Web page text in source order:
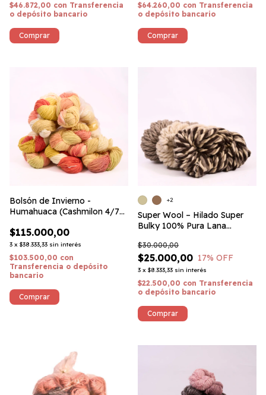
$46.872,00 con Transferencia
o depósito bancario
$64.260,00 con Transferencia
o depósito bancario
Bolsón de Invierno -
Humahuaca (Cashmilon 4/7
$115.000,00
3 x $38.333,33 sin interés
$103.500,00 con
Transferencia o depósito
bancario
Super Wool – Hilado Super
Bulky 100% Pura Lana
$25.000,00
$30.000,00
17% OFF
3 x $8.333,33 sin interés
$22.500,00 con Transferencia
o depósito bancario
+2
Comprar